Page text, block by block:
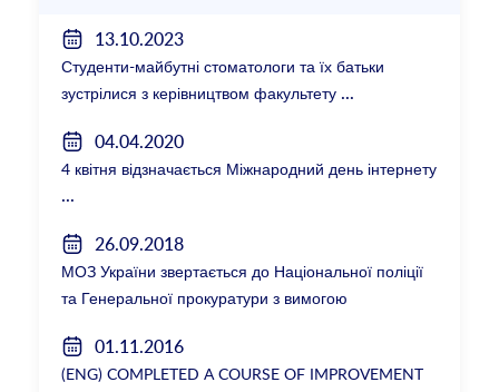
13.10.2023
Студенти-майбутні стоматологи та їх батьки
зустрілися з керівництвом факультету
04.04.2020
4 квітня відзначається Міжнародний день інтернету
26.09.2018
МОЗ України звертається до Національної поліції
та Генеральної прокуратури з вимогою
ректорки НМУ Катерини Амосової
01.11.2016
(ENG) COMPLETED A COURSE OF IMPROVEMENT